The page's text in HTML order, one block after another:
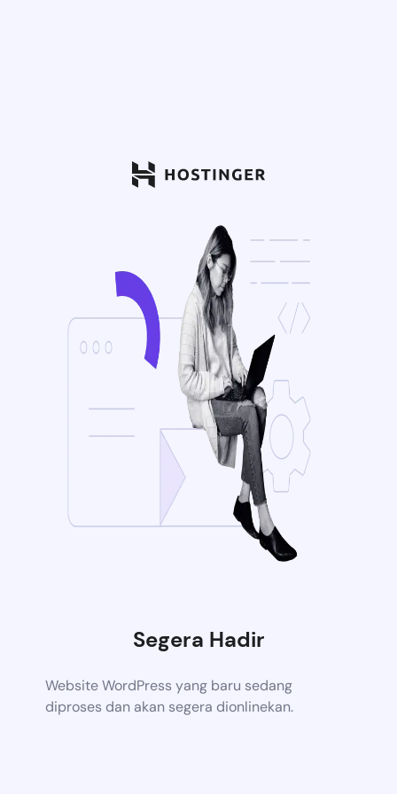
Segera Hadir
Website WordPress yang baru sedang
diproses dan akan segera dionlinekan.